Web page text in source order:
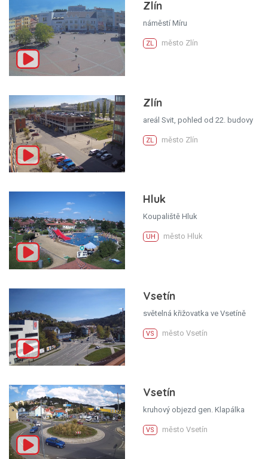
Zlín
náměstí Míru
ZL město Zlín
Zlín
areál Svit, pohled od 22. budovy
ZL město Zlín
Hluk
Koupaliště Hluk
UH město Hluk
Vsetín
světelná křižovatka ve Vsetíně
VS město Vsetín
Vsetín
kruhový objezd gen. Klapálka
VS město Vsetín